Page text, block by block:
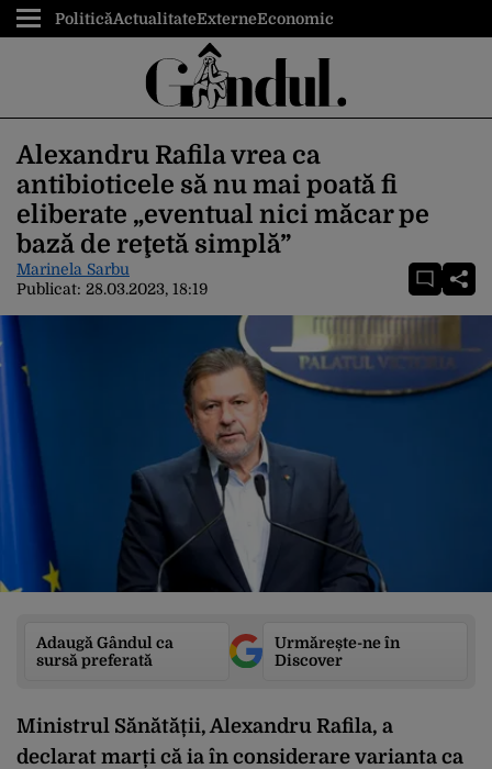
PoliticăActualitateExterneEconomic
Alexandru Rafila vrea ca
antibioticele să nu mai poată fi
eliberate „eventual nici măcar pe
bază de reţetă simplă”
Marinela Sarbu
Publicat: 28.03.2023, 18:19
Adaugă Gândul ca
sursă preferată
Urmărește-ne în
Discover
Ministrul Sănătății, Alexandru Rafila, a
declarat marți că ia în considerare varianta ca